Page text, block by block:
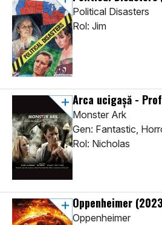
Political Disasters
Rol: Jim
Arca ucigașă -
Monster Ark
Gen: Fantastic,
Rol: Nicholas
Oppenheimer
Oppenheimer